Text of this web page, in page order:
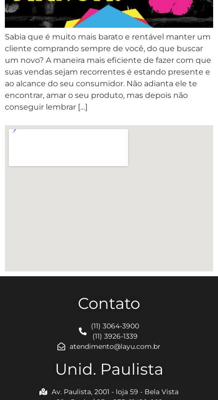
Sabia que é muito mais barato e rentável manter um
cliente comprando sempre de você, do que buscar
um novo? A maneira mais eficiente de fazer com que
suas vendas sejam recorrentes é estando presente e
ao alcance do seu consumidor. Não adianta ele te
encontrar, amar o seu produto, mas depois não
conseguir lembrar […]
Contato
(11) 3064-3900
(11) 3926-1339
atendimento@layu.com.br
Unid. Paulista
Av. Paulista, 2001 - loja 59 - Bela Vista